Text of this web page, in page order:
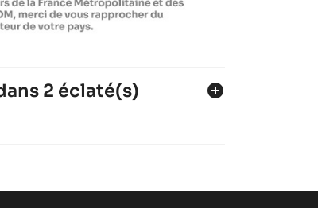
2 éclaté(s) add_circle